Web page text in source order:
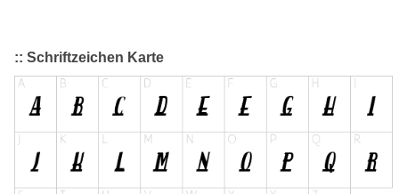
:: Schriftzeichen Karte